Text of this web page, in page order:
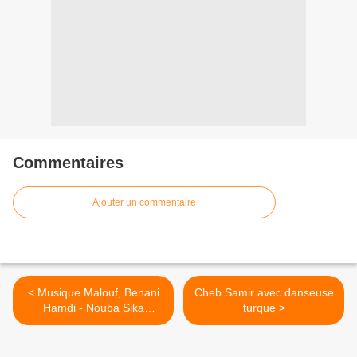
Commentaires
Ajouter un commentaire
< Musique Malouf, Benani
Hamdi - Nouba Sika
(complète) موسيقى مالوف ـ
Cheb Samir avec danseuse
turque >